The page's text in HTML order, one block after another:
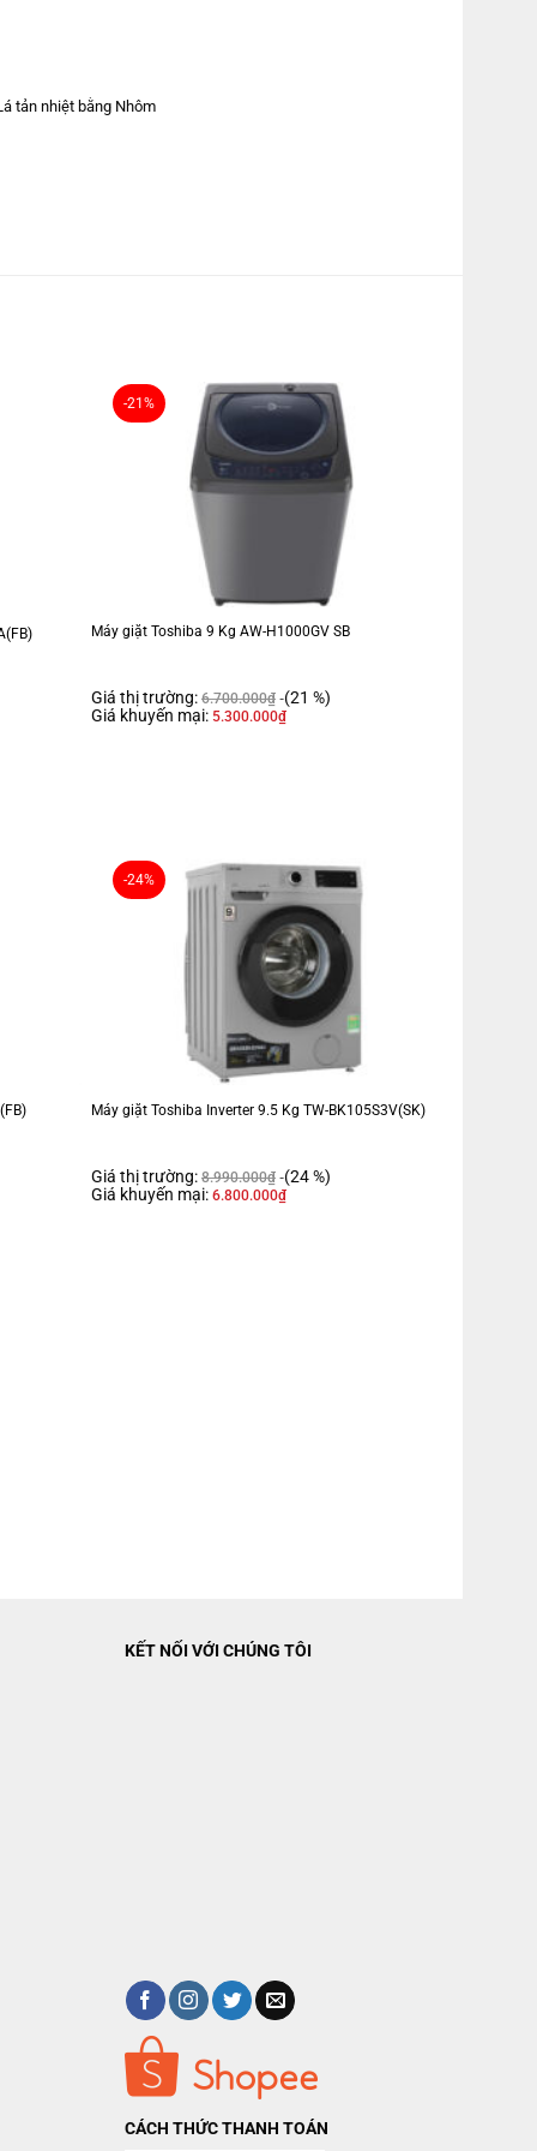
tản nhiệt bằng Nhôm
-21%
Máy giặt Toshiba 9 Kg AW-H1000GV SB
Giá thị trường: 6.700.000₫ (21 %)
Giá khuyến mại: 5.300.000₫
-24%
Máy giặt Toshiba Inverter 9.5 Kg TW-BK105S3V(SK)
Giá thị trường: 8.990.000₫ (24 %)
Giá khuyến mại: 6.800.000₫
KẾT NỐI VỚI CHÚNG TÔI
CÁCH THỨC THANH TOÁN